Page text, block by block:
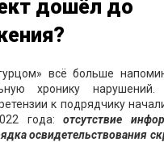
дошёл до
всё больше
хронику
к подрядчику
года:отсутствие
освидетельствования